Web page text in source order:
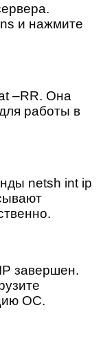
и нажмите
–RR. Она
работы в
netsh int ip
завершен.
ОС.